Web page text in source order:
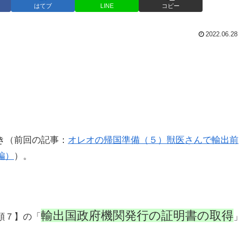
はてブ LINE コピー
2022.06.28
前回の記事： オレオの帰国準備（５）獣医さんで輸出前
）。
７】の「 輸出国政府機関発行の証明書の取得 」